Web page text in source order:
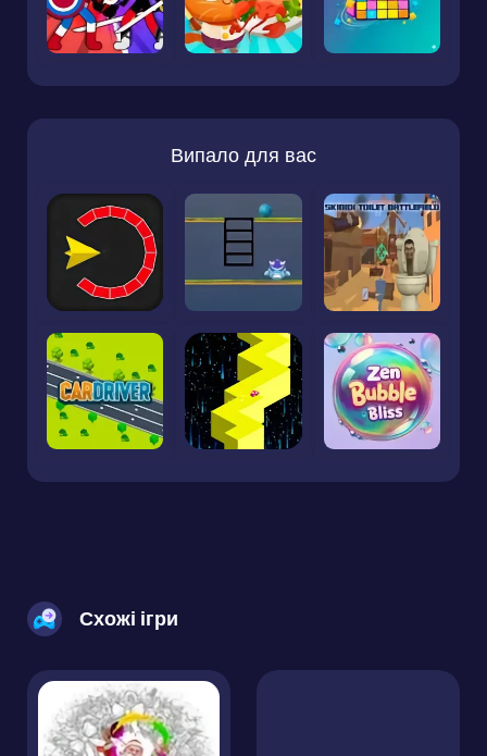
Випало для вас
Схожі ігри